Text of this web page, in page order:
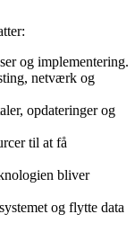
og implementering.
netværk og
opdateringer og
til at få
bliver
og flytte data